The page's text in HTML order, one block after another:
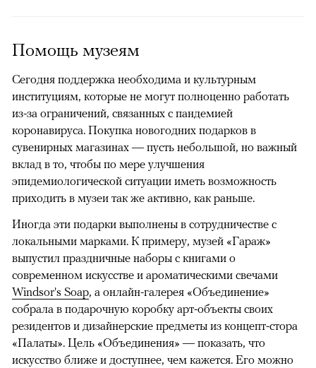
Помощь музеям
Сегодня поддержка необходима и культурным
институциям, которые не могут полноценно работать
из-за ограничений, связанных с пандемией
коронавируса. Покупка новогодних подарков в
сувенирных магазинах — пусть небольшой, но важный
вклад в то, чтобы по мере улучшения
эпидемиологической ситуации иметь возможность
приходить в музеи так же активно, как раньше.
Иногда эти подарки выполнены в сотрудничестве с
локальными марками. К примеру, музей «Гараж»
выпустил праздничные наборы с книгами о
современном искусстве и ароматическими свечами
Windsor's Soap, а онлайн-галерея «Объединение»
собрала в подарочную коробку арт-объекты своих
резидентов и дизайнерские предметы из концепт-стора
«Палаты». Цель «Объединения» — показать, что
искусство ближе и доступнее, чем кажется. Его можно